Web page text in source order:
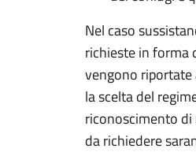
Nel caso
richieste in forma
vengono riportate
la scelta del
riconoscimento
da richiedere